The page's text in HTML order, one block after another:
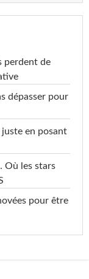
perdent de
dépasser pour
juste en posant
Où les stars
pour être